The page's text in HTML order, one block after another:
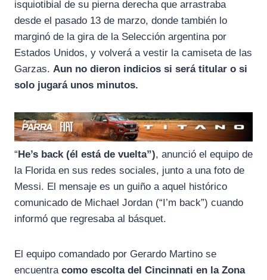
isquiotibial de su pierna derecha que arrastraba
desde el pasado 13 de marzo, donde también lo
marginó de la gira de la Selección argentina por
Estados Unidos, y volverá a vestir la camiseta de las
Garzas. Aun no dieron indicios si será titular o si
solo jugará unos minutos.
“He’s back (él está de vuelta”), anunció el equipo de
la Florida en sus redes sociales, junto a una foto de
Messi. El mensaje es un guiño a aquel histórico
comunicado de Michael Jordan (“I’m back”) cuando
informó que regresaba al básquet.
El equipo comandado por Gerardo Martino se
encuentra como escolta del Cincinnati en la Zona